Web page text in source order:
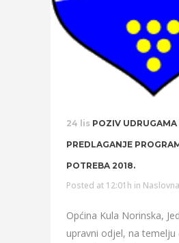
24 lis POZIV UDRUGAMA
PREDLAGANJE
POTREBA 2018.
Posted at 12:01h in Naslovna
Općina Kula Norinska,
upravni odjel, na temelju